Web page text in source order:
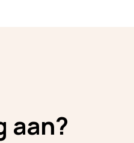
aan?